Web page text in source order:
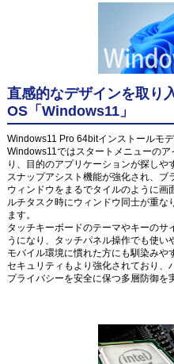
直感的なデザインを取り
OS「Windows11」
Windows11 Pro 64bitインストールモデ
Windows11ではスタートメニューの
り、目的のアプリケーションが探しや
スナップアシスト機能が強化され、
ウィンドウをまるでタイルのように画
ルチタスク時にウィンドウ同士が重な
ます。
タッチキーボードのテーマやキーのサ
うになり、タッチパネル操作でも使い
モバイル環境に慣れた方にも馴染みや
セキュリティもより強化されており、
プライバシーを安全に保つ多層防御を